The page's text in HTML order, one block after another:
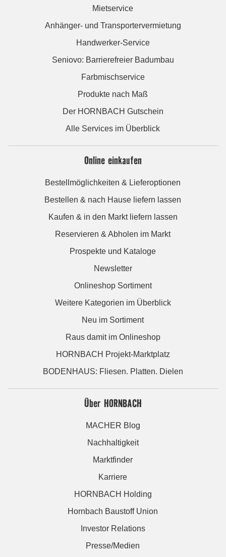
Mietservice
Anhänger- und Transportervermietung
Handwerker-Service
Seniovo: Barrierefreier Badumbau
Farbmischservice
Produkte nach Maß
Der HORNBACH Gutschein
Alle Services im Überblick
Online einkaufen
Bestellmöglichkeiten & Lieferoptionen
Bestellen & nach Hause liefern lassen
Kaufen & in den Markt liefern lassen
Reservieren & Abholen im Markt
Prospekte und Kataloge
Newsletter
Onlineshop Sortiment
Weitere Kategorien im Überblick
Neu im Sortiment
Raus damit im Onlineshop
HORNBACH Projekt-Marktplatz
BODENHAUS: Fliesen. Platten. Dielen
Über HORNBACH
MACHER Blog
Nachhaltigkeit
Marktfinder
Karriere
HORNBACH Holding
Hornbach Baustoff Union
Investor Relations
Presse/Medien